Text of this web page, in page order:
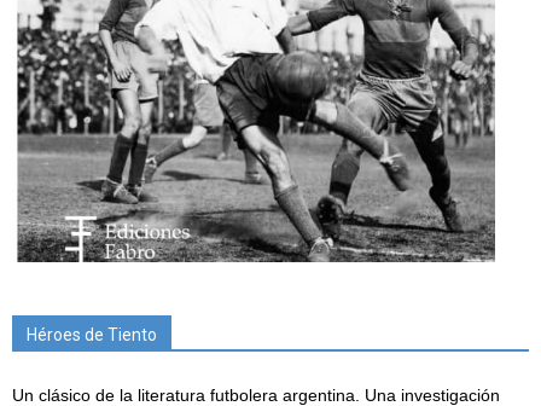
Héroes de Tiento
Un clásico de la literatura futbolera argentina. Una investigación